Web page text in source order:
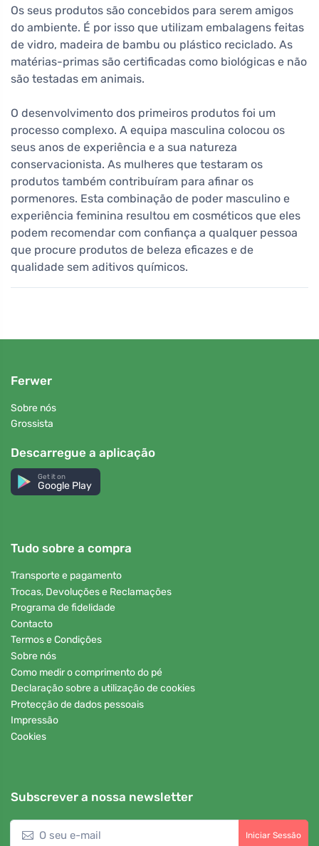
Os seus produtos são concebidos para serem amigos
do ambiente. É por isso que utilizam embalagens feitas
de vidro, madeira de bambu ou plástico reciclado. As
matérias-primas são certificadas como biológicas e não
são testadas em animais.
O desenvolvimento dos primeiros produtos foi um
processo complexo. A equipa masculina colocou os
seus anos de experiência e a sua natureza
conservacionista. As mulheres que testaram os
produtos também contribuíram para afinar os
pormenores. Esta combinação de poder masculino e
experiência feminina resultou em cosméticos que eles
podem recomendar com confiança a qualquer pessoa
que procure produtos de beleza eficazes e de
qualidade sem aditivos químicos.
Ferwer
Sobre nós
Grossista
Descarregue a aplicação
Get it on
Google Play
Tudo sobre a compra
Transporte e pagamento
Trocas, Devoluções e Reclamações
Programa de fidelidade
Contacto
Termos e Condições
Sobre nós
Como medir o comprimento do pé
Declaração sobre a utilização de cookies
Protecção de dados pessoais
Impressão
Cookies
Subscrever a nossa newsletter
Iniciar Sessão